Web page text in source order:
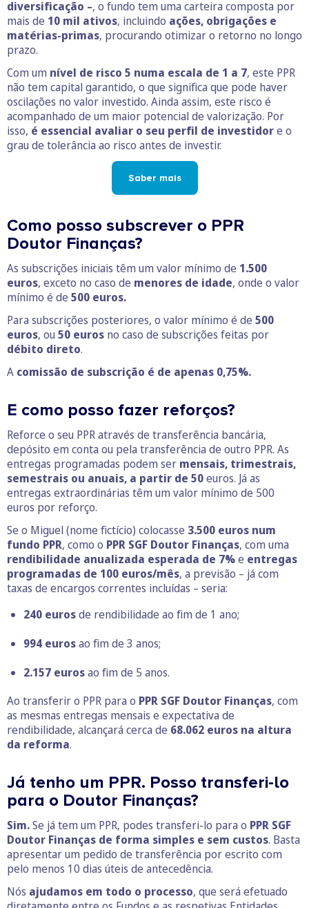
diversificação –, o fundo tem uma carteira composta por
mais de 10 mil ativos, incluindo ações, obrigações e
matérias-primas, procurando otimizar o retorno no longo
prazo.
Com um nível de risco 5 numa escala de 1 a 7, este PPR
não tem capital garantido, o que significa que pode haver
oscilações no valor investido. Ainda assim, este risco é
acompanhado de um maior potencial de valorização. Por
isso, é essencial avaliar o seu perfil de investidore o
grau de tolerância ao risco antes de investir.
Saber mais
Como posso subscrever o PPR
Doutor Finanças?
As subscrições iniciais têm um valor mínimo de 1.500
euros, exceto no caso de menores de idade, onde o valor
mínimo é de 500 euros.
Para subscrições posteriores, o valor mínimo é de 500
euros, ou 50 euros no caso de subscrições feitas por
débito direto.
A comissão de subscrição é de apenas 0,75%.
E como posso fazer reforços?
Reforce o seu PPR através de transferência bancária,
depósito em conta ou pela transferência de outro PPR. As
entregas programadas podem ser mensais, trimestrais,
semestrais ou anuais, a partir de 50euros. Já as
entregas extraordinárias têm um valor mínimo de 500
euros por reforço.
Se o Miguel (nome fictício) colocasse 3.500 euros num
fundo PPR, como o PPR SGF Doutor Finanças, com uma
rendibilidade anualizada esperada de 7%e entregas
programadas de 100 euros/mês, a previsão – já com
taxas de encargos correntes incluídas – seria:
240 eurosde rendibilidade ao fim de 1 ano;
994 eurosao fim de 3 anos;
2.157 eurosao fim de 5 anos.
Ao transferir o PPR para o PPR SGF Doutor Finanças, com
as mesmas entregas mensais e expectativa de
rendibilidade, alcançará cerca de 68.062 euros na altura
da reforma.
Já tenho um PPR. Posso transferi-lo
para o Doutor Finanças?
Sim.Se já tem um PPR, podes transferi-lo para o PPR SGF
Doutor Finanças de forma simples e sem custos. Basta
apresentar um pedido de transferência por escrito com
pelo menos 10 dias úteis de antecedência.
Nós ajudamos em todo o processo, que será efetuado